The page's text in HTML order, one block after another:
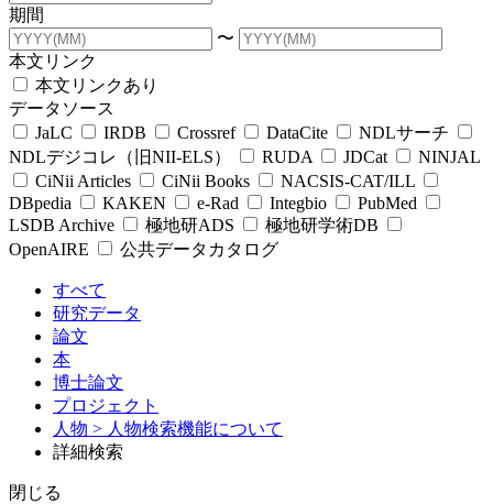
期間
〜
本文リンク
本文リンクあり
データソース
JaLC
IRDB Crossref DataCite
NDLサーチ
NDLデジコレ（旧NII-ELS）
RUDA JDCat
NINJAL
CiNii Articles
CiNii Books
NACSIS-CAT/ILL
DBpedia
KAKEN e-Rad Integbio
PubMed
LSDB Archive
極地研ADS
極地研学術DB
OpenAIRE
公共データカタログ
すべて
研究データ
論文
本
博士論文
プロジェクト
人物 > 人物検索機能について
詳細検索
閉じる